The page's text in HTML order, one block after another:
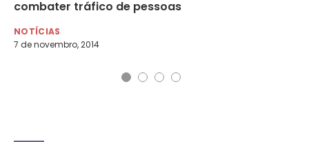
combater tráfico de pessoas
NOTÍCIAS
7 de novembro, 2014